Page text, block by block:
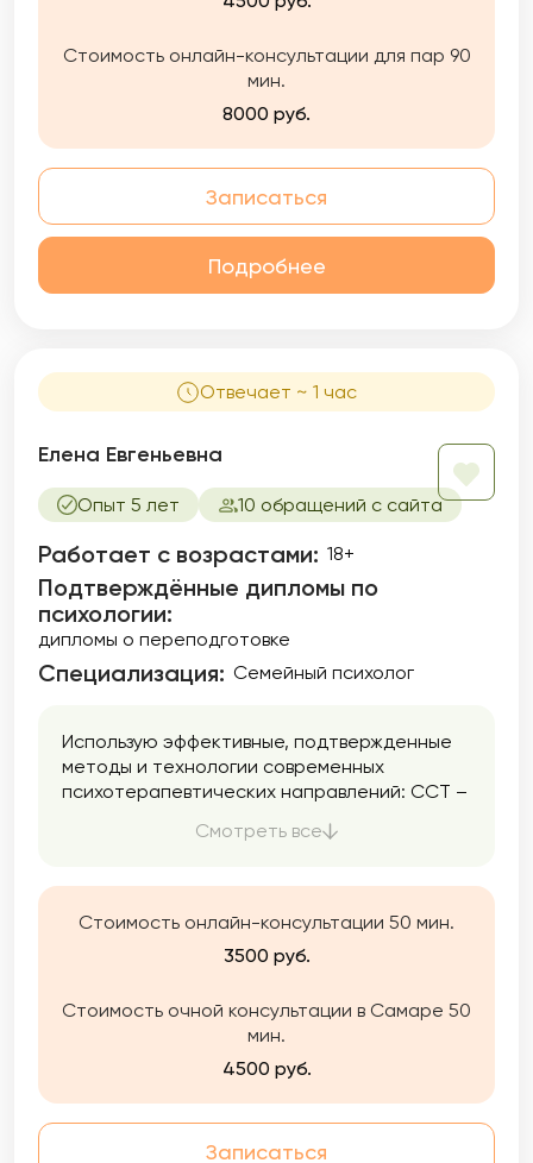
наполненную радостью и уверенностью.
Стоимость онлайн-консультации для пар 90
мин.
8000 руб.
Записаться
Подробнее
Отвечает ~ 1 час
Елена Евгеньевна
Опыт 5 лет 10 обращений с сайта
Работает с возрастами: 18+
Подтверждённые дипломы по
психологии:
дипломы о переподготовке
Специализация: Семейный психолог
Использую эффективные, подтвержденные
методы и технологии современных
психотерапевтических направлений: ССТ –
КСТ – краткосрочной стратегической
фокусированной терапии, Гештальт
терапии, Психодрамы и др. Наша работа
решение конкретной цели) и долгосрочной
Я даю своим клиентам поддержку и
принятие, помогаю посмотреть на
проблему с разных сторон, проработать ее,
вернуть гармонию в отношения.
Смотреть все
Стоимость онлайн-консультации 50 мин.
3500 руб.
Стоимость очной консультации в Самаре 50
мин.
4500 руб.
Записаться